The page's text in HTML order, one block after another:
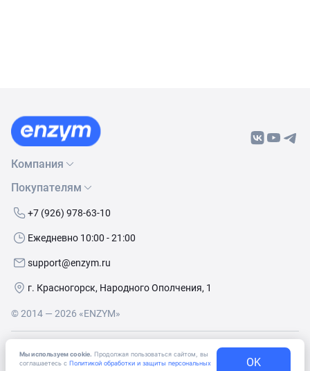
Мы используем cookie. Продолжая пользоваться сайтом, вы
соглашаетесь с Политикой обработки и защиты персональных
OK
Компания
О нас
Бренды
Покупателям
Как сделать заказ
Условия доставки
+7 (926) 978-63-10
Ежедневно 10:00 - 21:00
support@enzym.ru
г. Красногорск, Народного Ополчения, 1
© 2014 — 2026 «ENZYM»
на получение рекламно-информационных
материалов